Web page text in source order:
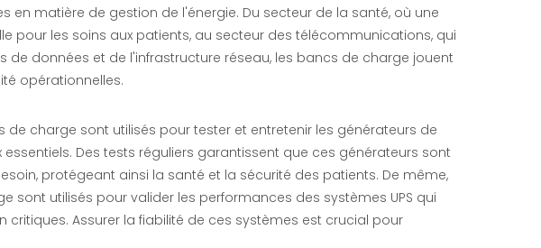
matière de gestion de l'énergie. Du secteur de la santé, où une
pour les soins aux patients, au secteur des télécommunications, qui
données et de l'infrastructure réseau, les bancs de charge jouent
opérationnelles.
de charge sont utilisés pour tester et entretenir les générateurs de
Des tests réguliers garantissent que ces générateurs sont
protégeant ainsi la santé et la sécurité des patients. De même,
utilisés pour valider les performances des systèmes UPS qui
Assurer la fiabilité de ces systèmes est crucial pour